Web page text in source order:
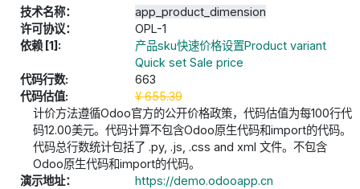
技术名称：
app_product_dimension
许可协议：
OPL-1
依赖 [1]:
产品sku快速价格设置Product variant
Quick set Sale price
代码行数:
663
代码估值:
¥655.39
计价方法遵循Odoo官方的公开价格政策，代码估值为每100行代
码12.00美元。代码计算不包含Odoo原生代码和import的代码。
代码总行数统计包括了 .py, .js, .css and xml 文件。不包含
Odoo原生代码和import的代码。
演示地址：
https://demo.odooapp.cn